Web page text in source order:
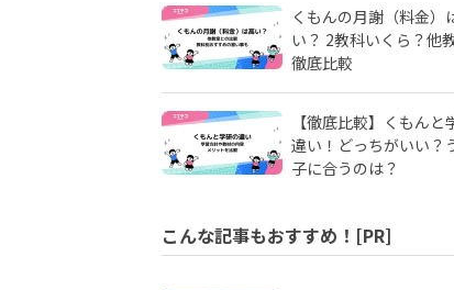
くもんの月謝（料金）
い？ 2教科いくら？他
徹底比較
【徹底比較】くもんと
違い！どっちがいい？
子に合うのは？
こんな記事もおすすめ！[PR]